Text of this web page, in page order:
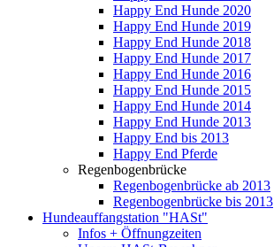
Happy End Hunde 2020
Happy End Hunde 2019
Happy End Hunde 2018
Happy End Hunde 2017
Happy End Hunde 2016
Happy End Hunde 2015
Happy End Hunde 2014
Happy End Hunde 2013
Happy End bis 2013
Happy End Pferde
Regenbogenbrücke
Regenbogenbrücke ab 2013
Regenbogenbrücke bis 2013
Hundeauffangstation "HASt"
Infos + Öffnungzeiten